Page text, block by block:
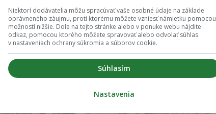
výnimočná
deň budeme
zatmenie
Perzeíd
Včera 13:44
Poľský gigant pokračuje v
masívnej expanzii. Biedronka
míľovými krokmi mieri do
ďalšieho slovenského mesta
SLOVENSKO Včera 13:21
Niektorí dodávatelia môžu spracúvať vaše osobné údaje na základe
oprávneného záujmu, proti ktorému môžete vzniesť námietku pomocou
možností nižšie. Dole na tejto stránke alebo v ponuke webu nájdite
odkaz, pomocou ktorého môžete spravovať alebo odvolať súhlas
v nastaveniach ochrany súkromia a súborov cookie.
Súhlasím
Nastavenia